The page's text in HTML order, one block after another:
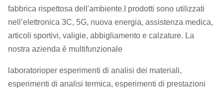
fabbrica rispettosa dell'ambiente. I prodotti sono utilizzati
nell’elettronica 3C, 5G, nuova energia, assistenza medica,
articoli sportivi, valigie, abbigliamento e calzature. La
nostra azienda è multifunzionale
laboratorioper esperimenti di analisi dei materiali,
esperimenti di analisi termica, esperimenti di prestazioni